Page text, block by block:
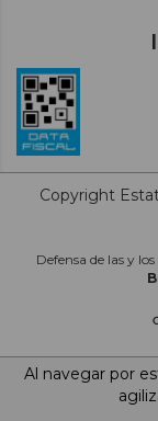
Al navegar por
Copyright
Defensa de las y